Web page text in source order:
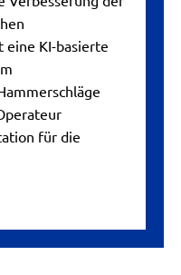
eine KI-basierte
für die